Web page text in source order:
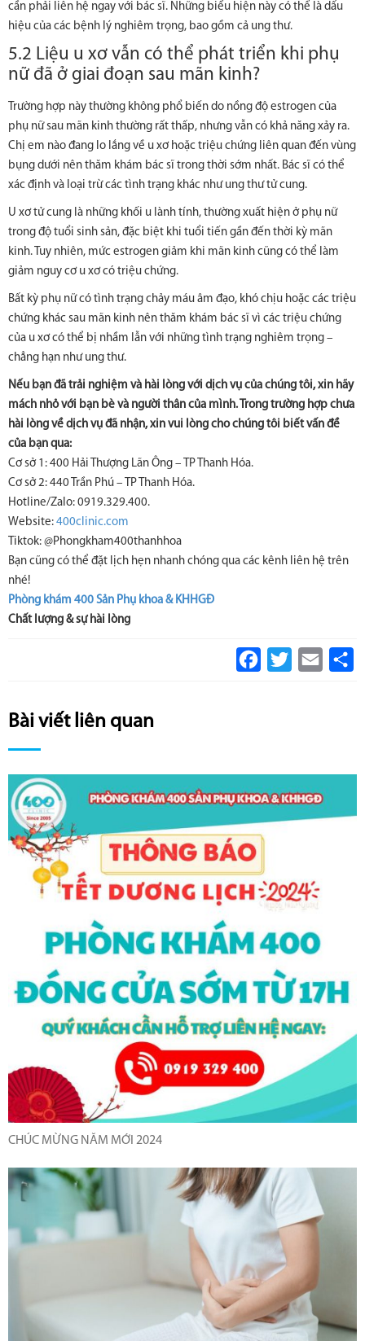
cần phải liên hệ ngay với bác sĩ. Những biểu hiện này có thể là dấu
hiệu của các bệnh lý nghiêm trọng, bao gồm cả ung thư.
5.2 Liệu u xơ vẫn có thể phát triển khi phụ
nữ đã ở giai đoạn sau mãn kinh?
Trường hợp này thường không phổ biến do nồng độ estrogen của
phụ nữ sau mãn kinh thường rất thấp, nhưng vẫn có khả năng xảy ra.
Chị em nào đang lo lắng về u xơ hoặc triệu chứng liên quan đến vùng
bụng dưới nên thăm khám bác sĩ trong thời sớm nhất. Bác sĩ có thể
xác định và loại trừ các tình trạng khác như ung thư tử cung.
U xơ tử cung là những khối u lành tính, thường xuất hiện ở phụ nữ
trong độ tuổi sinh sản, đặc biệt khi tuổi tiến gần đến thời kỳ mãn
kinh. Tuy nhiên, mức estrogen giảm khi mãn kinh cũng có thể làm
giảm nguy cơ u xơ có triệu chứng.
Bất kỳ phụ nữ có tình trạng chảy máu âm đạo, khó chịu hoặc các triệu
chứng khác sau mãn kinh nên thăm khám bác sĩ vì các triệu chứng
của u xơ có thể bị nhầm lẫn với những tình trạng nghiêm trọng –
chẳng hạn như ung thư.
Nếu bạn đã trải nghiệm và hài lòng với dịch vụ của chúng tôi, xin hãy
mách nhỏ với bạn bè và người thân của mình. Trong trường hợp chưa
hài lòng về dịch vụ đã nhận, xin vui lòng cho chúng tôi biết vấn đề
của bạn qua:
Cơ sở 1: 400 Hải Thượng Lãn Ông – TP Thanh Hóa.
Cơ sở 2: 440 Trần Phú – TP Thanh Hóa.
Hotline/Zalo: 0919.329.400.
Website: 400clinic.com
Tiktok: @Phongkham400thanhhoa
Bạn cũng có thể đặt lịch hẹn nhanh chóng qua các kênh liên hệ trên
nhé!
Phòng khám 400 Sản Phụ khoa & KHHGĐ
Chất lượng & sự hài lòng
Facebook
Twitter Email
Bài viết liên quan
CHÚC MỪNG NĂM MỚI 2024